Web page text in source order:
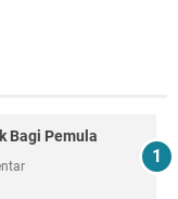
Bagi Pemula